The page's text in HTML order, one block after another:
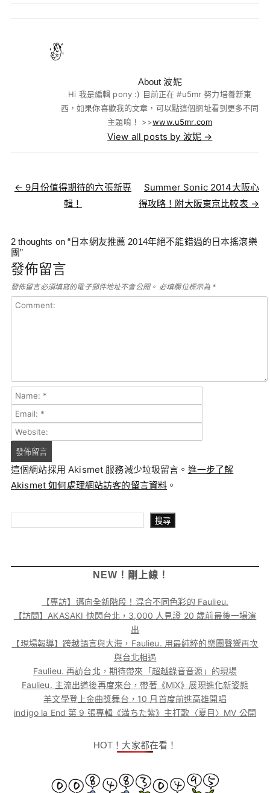
About 波妮
Hi 我是編輯 pony :) 目前正在 #u5mr 努力培養新東
西，如果你喜歡我的文章，可以點這個網址看到更多不同
主題唷！ >>www.u5mr.com
View all posts by 波妮 →
Post navigation
← 9月份值得期待的六張新專
輯！
Summer Sonic 2014大阪心
得攻略！附大阪東京比較表 →
2 thoughts on “日本網友推薦 2014年絕不能錯過的日本搖滾樂
團”
發佈留言
發佈留言必須填寫的電子郵件地址不會公開。 必填欄位標示為 *
這個網站採用 Akismet 服務減少垃圾留言。 進一步了解
Akismet 如何處理網站訪客的留言資料 。
搜尋
NEW！剛上線！
【專訪】邁向全新階段！混合不同色彩的 Faulieu.
【訪問】AKASAKI 快閃台北，3,000 人見證 20 歲前最後一場演
出
【現場報導】跨越語言與大海，Faulieu. 用最純粹的樂團聲響再次
與台北相遇
Faulieu. 再訪台北，期待帶來「超越錄音音源」的現場
Faulieu. 主流出道後再度來台，帶著《MiX》展現進化新姿態
羊文學登上金曲獎舞台，10 月首度前進高雄開唱
indigo la End 第 9 張專輯《満ちた紫》主打歌〈夏目〉MV 公開
HOT！大家都在看！